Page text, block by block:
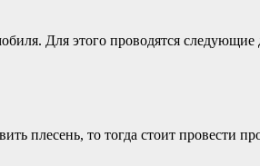
Для этого проводятся следующие
плесень, то тогда стоит провести